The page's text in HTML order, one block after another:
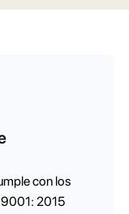
con los
2015